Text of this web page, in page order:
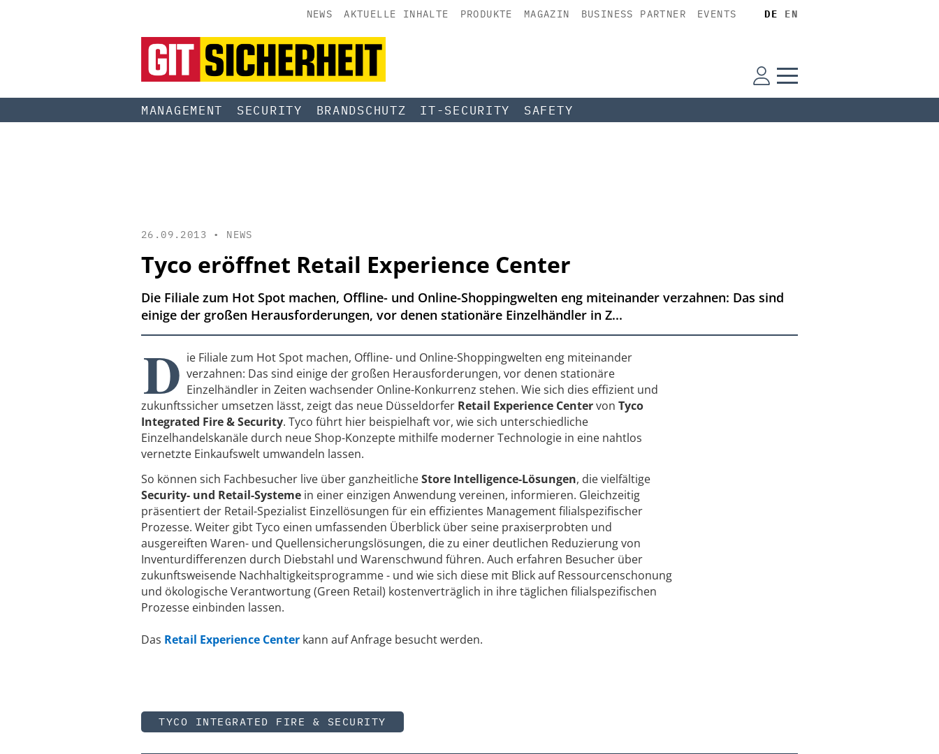
NEWS AKTUELLE INHALTE PRODUKTE MAGAZIN BUSINESS PARTNER EVENTS DE EN
MANAGEMENT SECURITY BRANDSCHUTZ IT-SECURITY SAFETY
26.09.2013 • NEWS
Tyco eröffnet Retail Experience Center
Die Filiale zum Hot Spot machen, Offline- und Online-Shoppingwelten eng miteinander verzahnen: Das sind
einige der großen Herausforderungen, vor denen stationäre Einzelhändler in Z...
D ie Filiale zum Hot Spot machen, Offline- und Online-Shoppingwelten eng miteinander
verzahnen: Das sind einige der großen Herausforderungen, vor denen stationäre
Einzelhändler in Zeiten wachsender Online-Konkurrenz stehen. Wie sich dies effizient und
zukunftssicher umsetzen lässt, zeigt das neue Düsseldorfer Retail Experience Centervon Tyco
Integrated Fire & Security. Tyco führt hier beispielhaft vor, wie sich unterschiedliche
Einzelhandelskanäle durch neue Shop-Konzepte mithilfe moderner Technologie in eine nahtlos
vernetzte Einkaufswelt umwandeln lassen.
So können sich Fachbesucher live über ganzheitlicheStore Intelligence-Lösungen, die vielfältige
Security- und Retail-Systeme in einer einzigen Anwendung vereinen, informieren. Gleichzeitig
präsentiert der Retail-Spezialist Einzellösungen für ein effizientes Management filialspezifischer
Prozesse. Weiter gibt Tyco einen umfassenden Überblick über seine praxiserprobten und
ausgereiften Waren- und Quellensicherungslösungen, die zu einer deutlichen Reduzierung von
Inventurdifferenzen durch Diebstahl und Warenschwund führen. Auch erfahren Besucher über
zukunftsweisende Nachhaltigkeitsprogramme - und wie sich diese mit Blick auf Ressourcenschonung
und ökologische Verantwortung (Green Retail) kostenverträglich in ihre täglichen filialspezifischen
Prozesse einbinden lassen.
Das Retail Experience Center kann auf Anfrage besucht werden.
TYCO INTEGRATED FIRE & SECURITY